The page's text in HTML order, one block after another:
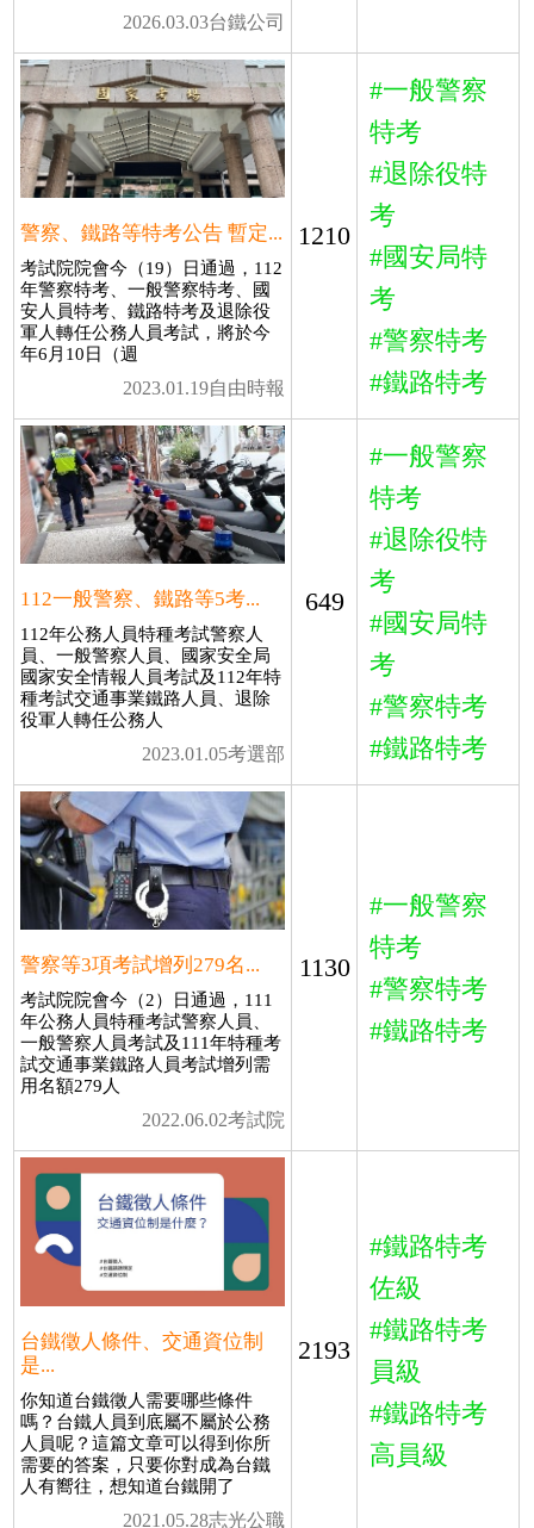
2026.03.03台鐵公司
警察、鐵路等特考公告 暫定...
考試院院會今（19）日通過，112
年警察特考、一般警察特考、國
安人員特考、鐵路特考及退除役
軍人轉任公務人員考試，將於今
年6月10日（週
2023.01.19自由時報
1210
#一般警察
特考
#退除役特
考
#國安局特
考
#警察特考
#鐵路特考
112一般警察、鐵路等5考...
112年公務人員特種考試警察人
員、一般警察人員、國家安全局
國家安全情報人員考試及112年特
種考試交通事業鐵路人員、退除
役軍人轉任公務人
2023.01.05考選部
649
#一般警察
特考
#退除役特
考
#國安局特
考
#警察特考
#鐵路特考
警察等3項考試增列279名...
考試院院會今（2）日通過，111
年公務人員特種考試警察人員、
一般警察人員考試及111年特種考
試交通事業鐵路人員考試增列需
用名額279人
2022.06.02考試院
1130
#一般警察
特考
#警察特考
#鐵路特考
台鐵徵人條件、交通資位制
是...
你知道台鐵徵人需要哪些條件
嗎？台鐵人員到底屬不屬於公務
人員呢？這篇文章可以得到你所
需要的答案，只要你對成為台鐵
人有嚮往，想知道台鐵開了
2021.05.28志光公職
2193
#鐵路特考
佐級
#鐵路特考
員級
#鐵路特考
高員級